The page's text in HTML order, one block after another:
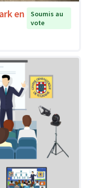
en
Soumis au
vote